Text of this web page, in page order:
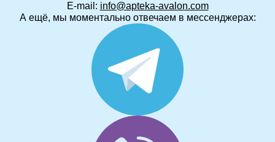
E-mail: info@apteka-avalon.com
А ещё, мы моментально отвечаем в мессенджерах: